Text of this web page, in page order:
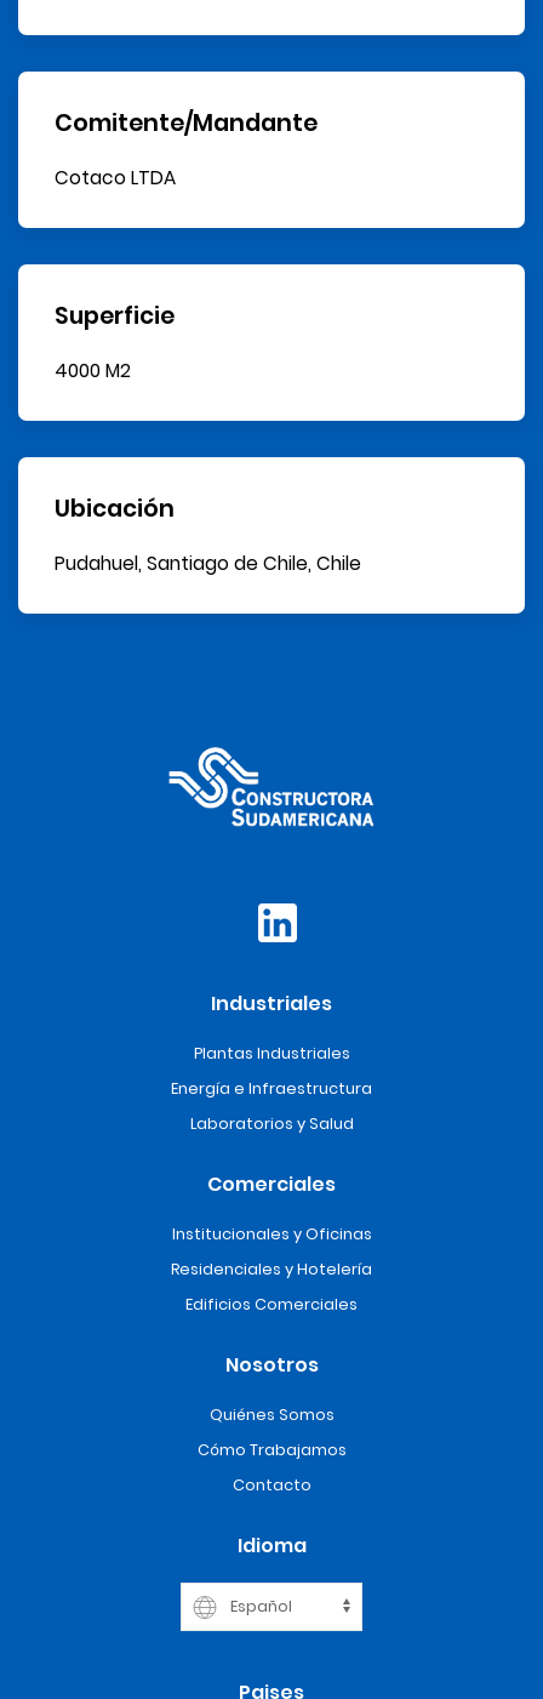
Comitente/Mandante
Cotaco LTDA
Superficie
4000 M2
Ubicación
Pudahuel, Santiago de Chile, Chile
Industriales
Plantas Industriales
Energía e Infraestructura
Laboratorios y Salud
Comerciales
Institucionales y Oficinas
Residenciales y Hotelería
Edificios Comerciales
Nosotros
Quiénes Somos
Cómo Trabajamos
Contacto
Idioma
Paises